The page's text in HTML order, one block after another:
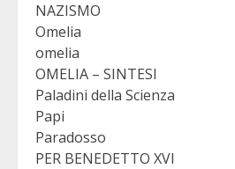
NAZISMO
Omelia
omelia
OMELIA – SINTESI
Paladini della Scienza
Papi
Paradosso
PER BENEDETTO XVI